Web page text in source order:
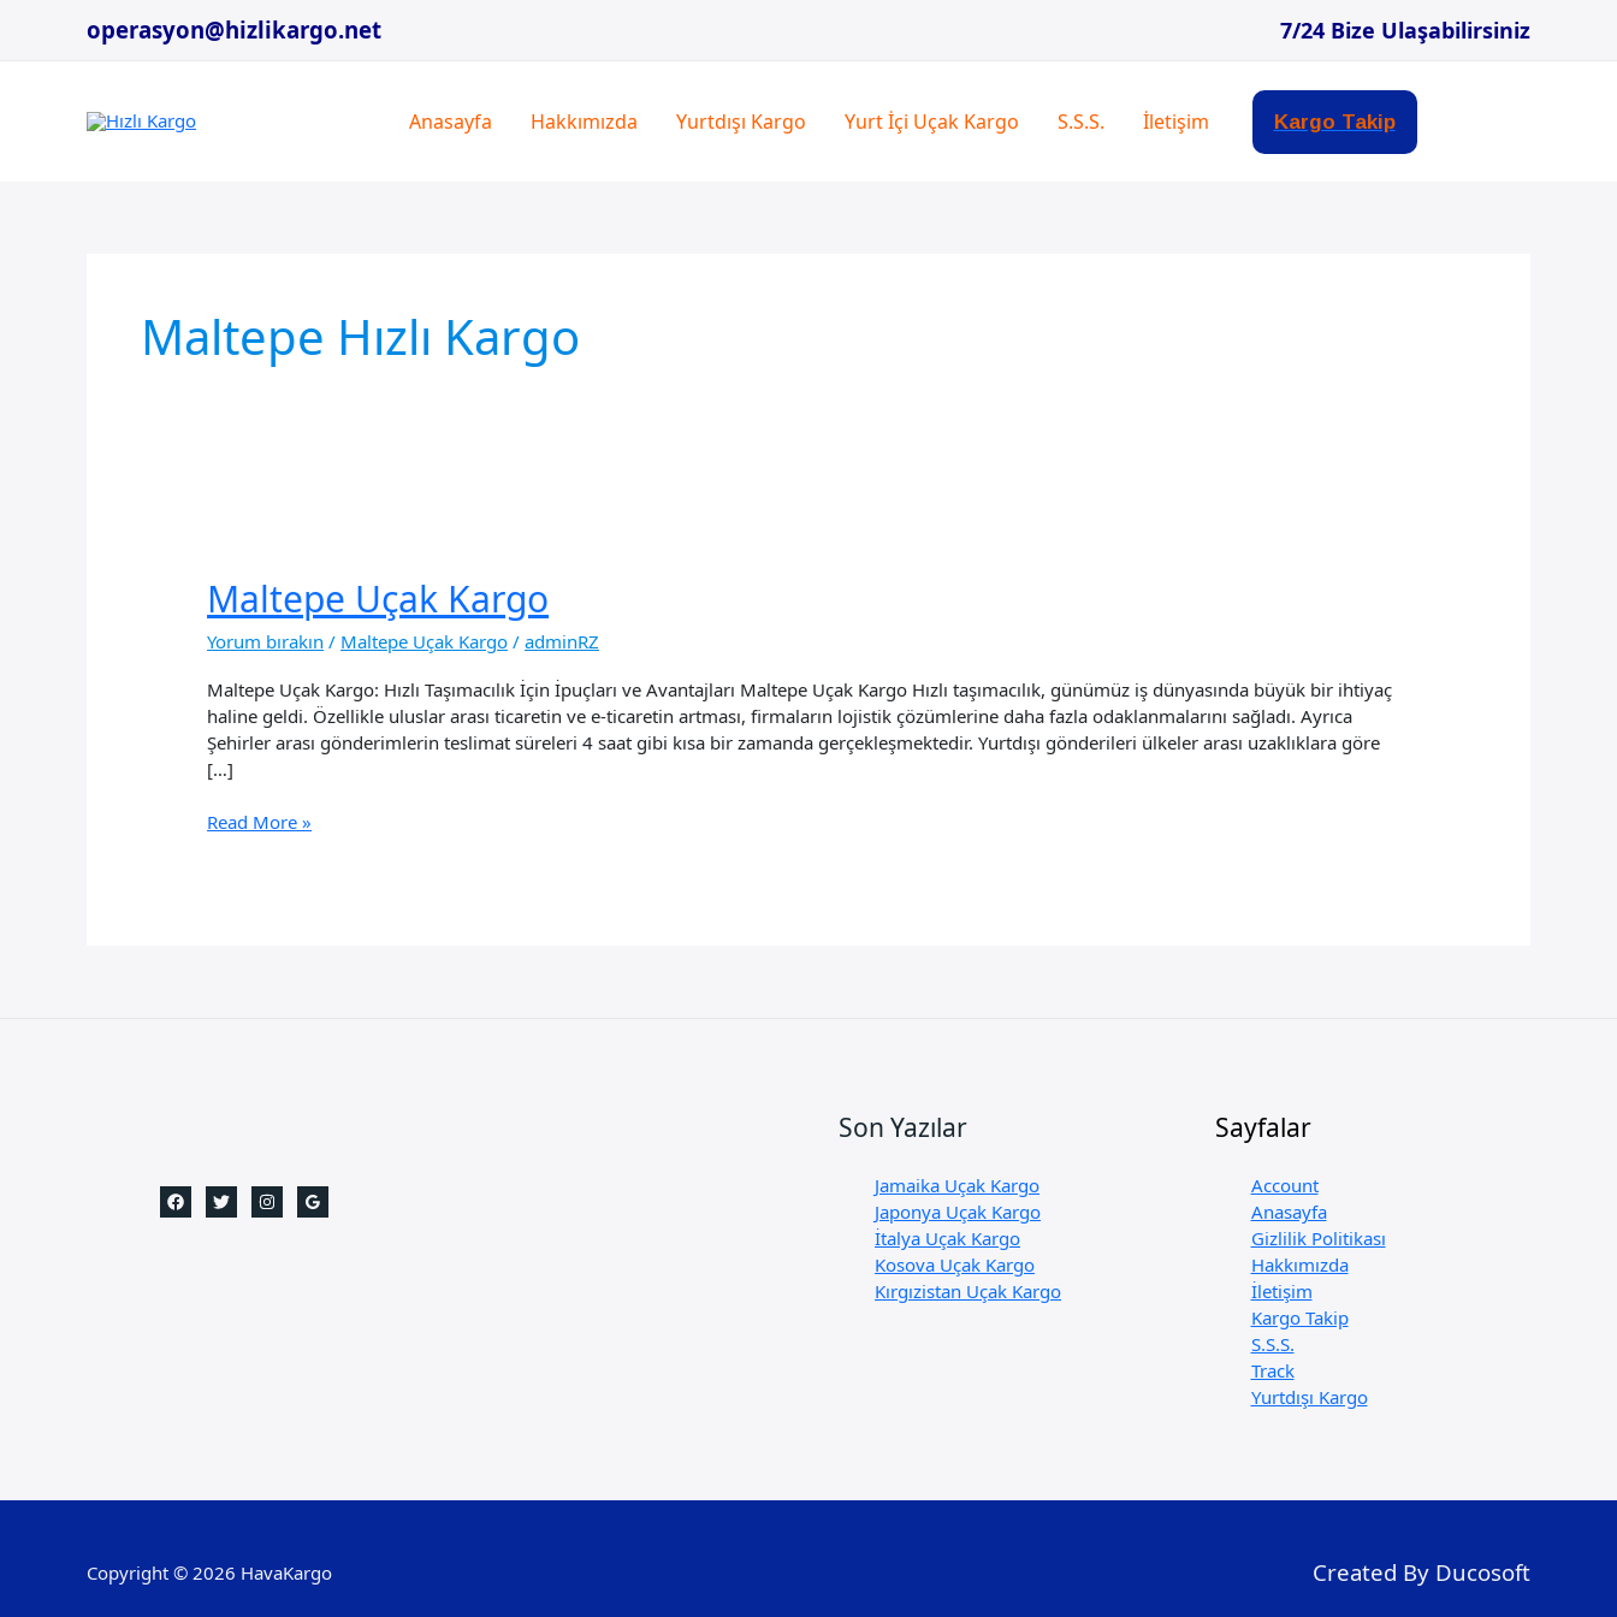
operasyon@hizlikargo.net 7/24 Bize Ulaşabilirsiniz
Anasayfa Hakkımızda Yurtdışı Kargo Yurt İçi Uçak Kargo S.S.S. İletişim Kargo Takip
Maltepe Hızlı Kargo
Maltepe Uçak Kargo
Yorum bırakın / Maltepe Uçak Kargo /adminRZ
Maltepe Uçak Kargo: Hızlı Taşımacılık İçin İpuçları ve Avantajları Maltepe Uçak Kargo Hızlı taşımacılık, günümüz iş dünyasında büyük bir ihtiyaç
haline geldi. Özellikle uluslar arası ticaretin ve e-ticaretin artması, firmaların lojistik çözümlerine daha fazla odaklanmalarını sağladı. Ayrıca
Şehirler arası gönderimlerin teslimat süreleri 4 saat gibi kısa bir zamanda gerçekleşmektedir. Yurtdışı gönderileri ülkeler arası uzaklıklara göre
[…]
Maltepe
Read More »
Son Yazılar
Jamaika Uçak Kargo
Japonya Uçak Kargo
İtalya Uçak Kargo
Kosova Uçak Kargo
Kırgızistan Uçak Kargo
Sayfalar
Account
Anasayfa
Gizlilik Politikası
Hakkımızda
İletişim
Kargo Takip
S.S.S.
Track
Yurtdışı Kargo
Copyright © 2026 HavaKargo Created By Ducosoft